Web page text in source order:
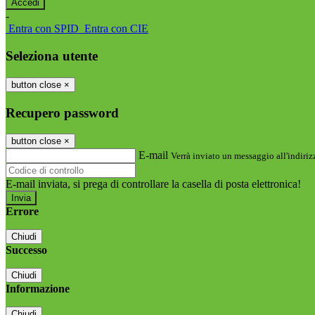
-
Entra con SPID Entra con CIE
Seleziona utente
button close ×
Recupero password
button close ×
E-mail Verrà inviato un messaggio
E-mail inviata, si prega di controllare la casella di posta elettronica!
Errore
Chiudi
Successo
Chiudi
Informazione